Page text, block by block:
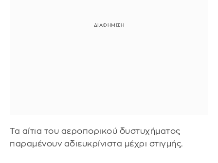
Τα αίτια του αεροπορικού δυστυχήματος
παραμένουν αδιευκρίνιστα μέχρι στιγμής.